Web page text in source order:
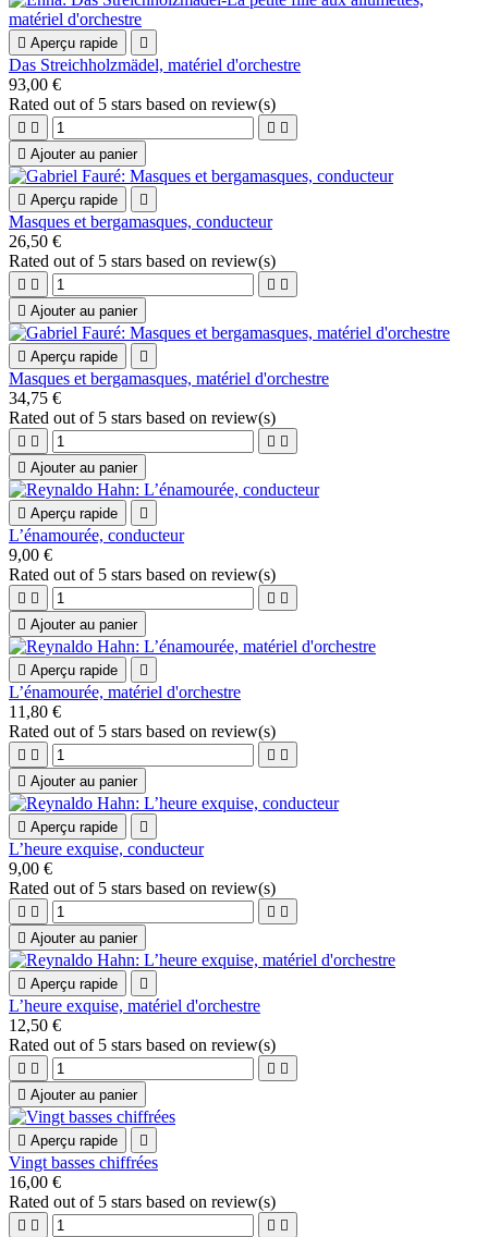
 Aperçu rapide 
Das Streichholzmädel, matériel d'orchestre
93,00 €
Rated out of 5 stars based on review(s)
   
 Ajouter au panier
 Aperçu rapide 
Masques et bergamasques, conducteur
26,50 €
Rated out of 5 stars based on review(s)
   
 Ajouter au panier
 Aperçu rapide 
Masques et bergamasques, matériel d'orchestre
34,75 €
Rated out of 5 stars based on review(s)
   
 Ajouter au panier
 Aperçu rapide 
L’énamourée, conducteur
9,00 €
Rated out of 5 stars based on review(s)
   
 Ajouter au panier
 Aperçu rapide 
L’énamourée, matériel d'orchestre
11,80 €
Rated out of 5 stars based on review(s)
   
 Ajouter au panier
 Aperçu rapide 
L’heure exquise, conducteur
9,00 €
Rated out of 5 stars based on review(s)
   
 Ajouter au panier
 Aperçu rapide 
L’heure exquise, matériel d'orchestre
12,50 €
Rated out of 5 stars based on review(s)
   
 Ajouter au panier
 Aperçu rapide 
Vingt basses chiffrées
16,00 €
Rated out of 5 stars based on review(s)
   